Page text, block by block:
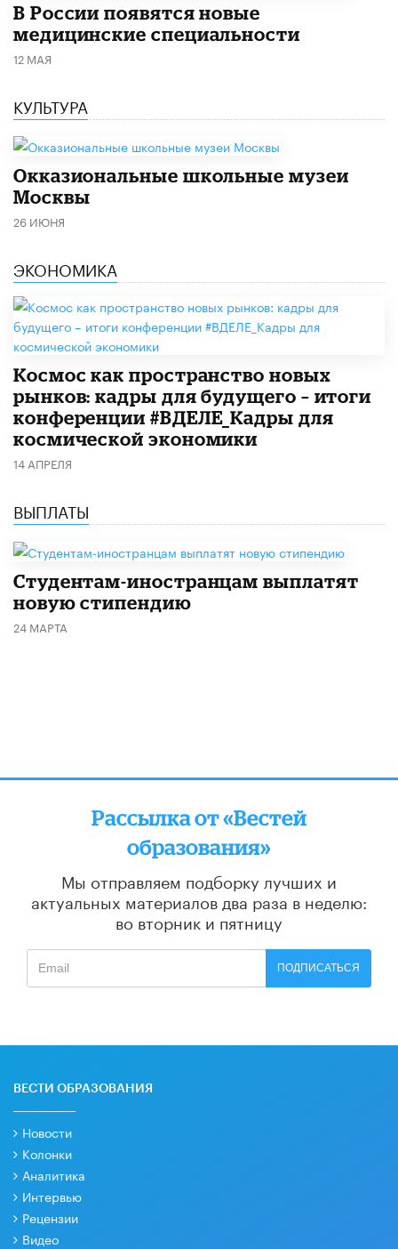
В России появятся новые
медицинские специальности
12 МАЯ
КУЛЬТУРА
​Окказиональные школьные музеи
Москвы
26 ИЮНЯ
ЭКОНОМИКА
Космос как пространство новых
рынков: кадры для будущего – итоги
конференции #ВДЕЛЕ_Кадры для
космической экономики
14 АПРЕЛЯ
ВЫПЛАТЫ
Студентам-иностранцам выплатят
новую стипендию
24 МАРТА
Рассылка от «Вестей
образования»
Мы отправляем подборку лучших и
актуальных материалов два раза в неделю:
во вторник и пятницу
ПОДПИСАТЬСЯ
ВЕСТИ ОБРАЗОВАНИЯ
Новости
Колонки
Аналитика
Интервью
Рецензии
Видео